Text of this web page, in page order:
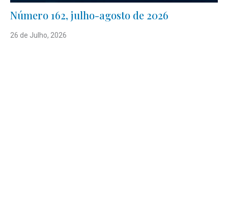
Número 162, julho-agosto de 2026
26 de Julho, 2026